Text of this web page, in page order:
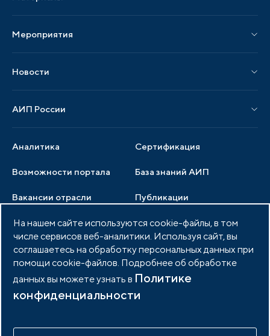
Аналитика Сертификация
Возможности портала
Публикации СМИ и статьи
Образцы документов
База знаний АИП
Вакансии отрасли
Мероприятия
Мероприятия отрасли
Новости
Новости отрасли
Публикации
Медиатека Тендеры
АИП России
Члены ассоциации
Услуги ассоциации
Документы АИП
Партнеры ассоциации
Фото и видео
Членство в АИП Войти в личный кабинет
На нашем сайте используются cookie-файлы, в том
числе сервисов веб-аналитики. Используя сайт, вы
соглашаетесь на обработку персональных данных при
помощи cookie-файлов. Подробнее об обработке
данных вы можете узнать в Политике
конфиденциальности